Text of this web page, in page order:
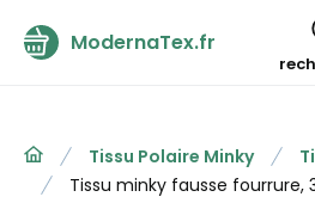
ModernaTex.fr
Tissu Polaire Minky
Tissu minky fausse